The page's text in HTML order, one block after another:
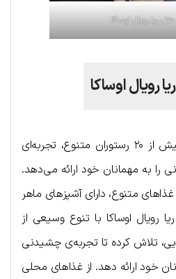
ریا رویال اوساکا
رویال اوساکا
هتل ریا رویال اوساکا با بیش از ۲۰ رستوران متنوع، تجربه‌ای
را به مهمانان خود ارائه می‌دهد.
متنوع، دارای آشپزهای ماهر
رویال اوساکا با تنوع وسیعی از
تلاش کرده تا تجربه‌ی چشیدنی
خود ارائه دهد. از غذاهای محلی